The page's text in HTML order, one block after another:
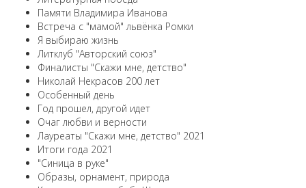
Памяти Владимира Иванова
Встреча с "мамой" львёнка Ромки
Я выбираю жизнь
Литклуб "Авторский союз"
Финалисты "Скажи мне, детство"
Николай Некрасов 200 лет
Особенный день
Год прошел, другой идет
Очаг любви и верности
Лауреаты "Скажи мне, детство" 2021
Итоги года 2021
"Синица в руке"
Образы, орнамент, природа